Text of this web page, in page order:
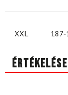
XXL 187-